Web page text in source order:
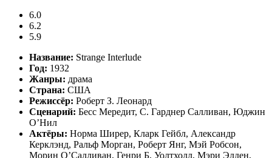
6.0
6.2
5.9
Название: Strange Interlude
Год: 1932
Жанры: драма
Страна: США
Режиссёр: Роберт З. Леонард
Сценарий: Бесс Мередит, С. Гарднер Салливан, Юджин
О’Нил
Актёры: Норма Ширер, Кларк Гейбл, Александр
Керклэнд, Ральф Морган, Роберт Янг, Мэй Робсон,
Морин О’Салливан, Генри Б. Уолтхолл, Мэри Элден,